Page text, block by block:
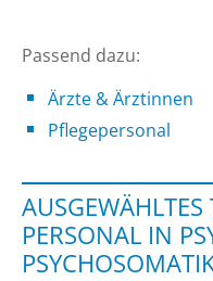
Passend dazu:
Ärzte & Ärztinnen
Pflegepersonal
AUSGEWÄHLTES
PERSONAL IN